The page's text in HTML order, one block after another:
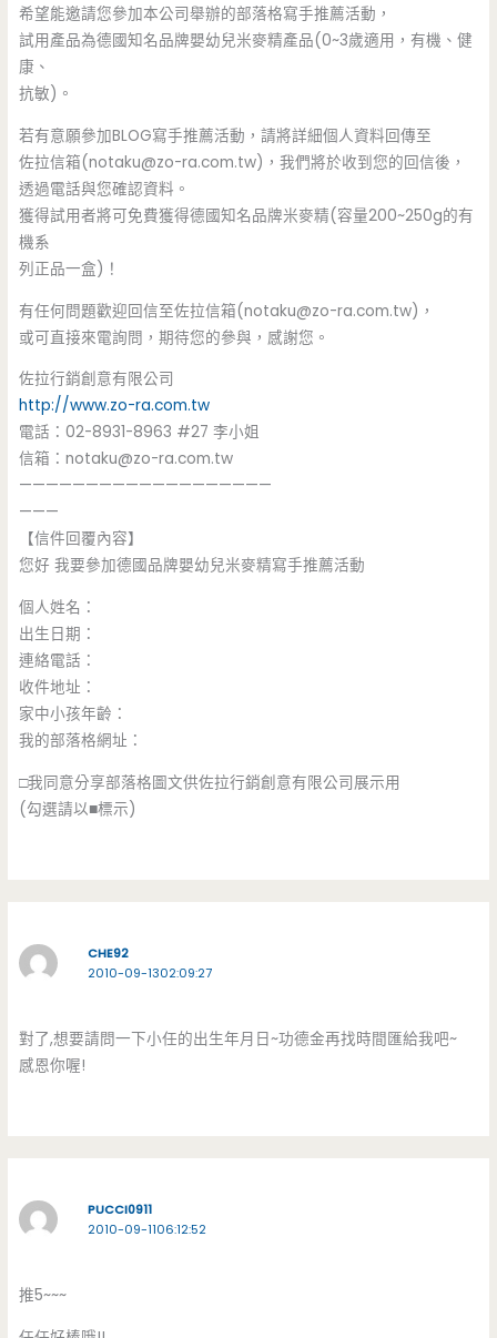
希望能邀請您參加本公司舉辦的部落格寫手推薦活動，
試用產品為德國知名品牌嬰幼兒米麥精產品(0~3歲適用，有機、健
康、
抗敏)。
若有意願參加BLOG寫手推薦活動，請將詳細個人資料回傳至
佐拉信箱(notaku@zo-ra.com.tw)，我們將於收到您的回信後，
透過電話與您確認資料。
獲得試用者將可免費獲得德國知名品牌米麥精(容量200~250g的有
機系
列正品一盒)！
有任何問題歡迎回信至佐拉信箱(notaku@zo-ra.com.tw)，
或可直接來電詢問，期待您的參與，感謝您。
佐拉行銷創意有限公司
http://www.zo-ra.com.tw
電話：02-8931-8963 #27 李小姐
信箱：notaku@zo-ra.com.tw
———————————————————
———
【信件回覆內容】
您好 我要參加德國品牌嬰幼兒米麥精寫手推薦活動
個人姓名：
出生日期：
連絡電話：
收件地址：
家中小孩年齡：
我的部落格網址：
□我同意分享部落格圖文供佐拉行銷創意有限公司展示用
(勾選請以■標示)
CHE92
2010-09-1302:09:27
對了,想要請問一下小任的出生年月日~功德金再找時間匯給我吧~
感恩你喔!
PUCCI0911
2010-09-1106:12:52
推5~~~